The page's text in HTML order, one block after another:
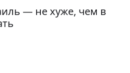
— не хуже, чем в